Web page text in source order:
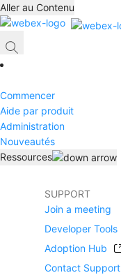
Aller au Contenu
Commencer
Aide par produit
Administration
Nouveautés
Ressources
SUPPORT
Join a meeting
Developer Tools
Adoption Hub
Contact Support